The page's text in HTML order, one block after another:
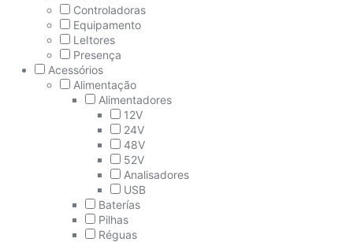
Controladoras
Equipamento
LeItores
Presença
Acessórios
Alimentação
Alimentadores
12V
24V
48V
52V
Analisadores
USB
Baterías
Pilhas
Réguas